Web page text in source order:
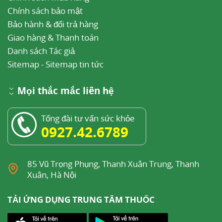
Chính sách bảo mật
Bảo hành & đổi trả hàng
Giao hàng & Thanh toán
Danh sách Tác giả
Sitemap- Sitemap tin tức
Mọi thắc mắc liên hệ
Tổng đài tư vấn sức khỏe
0927.42.6789
85 Vũ Trọng Phụng, Thanh Xuân Trung, Thanh
Xuân, Hà Nội
TẢI ỨNG DỤNG TRUNG TÂM THUỐC